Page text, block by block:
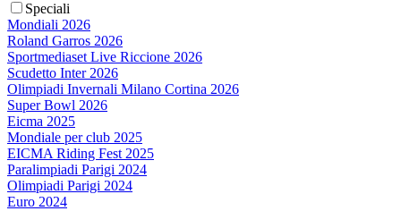
Speciali
Mondiali 2026
Roland Garros 2026
Sportmediaset Live Riccione 2026
Scudetto Inter 2026
Olimpiadi Invernali Milano Cortina 2026
Super Bowl 2026
Eicma 2025
Mondiale per club 2025
EICMA Riding Fest 2025
Paralimpiadi Parigi 2024
Olimpiadi Parigi 2024
Euro 2024